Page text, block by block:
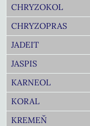
CHRYZOKOL
CHRYZOPRAS
JADEIT
JASPIS
KARNEOL
KORAL
KREMEŇ